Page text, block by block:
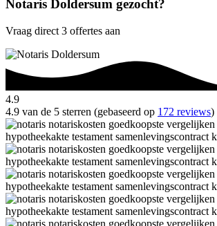
Notaris Doldersum gezocht?
Vraag direct 3 offertes aan
4.9
4.9 van de 5 sterren (gebaseerd op 172 reviews)